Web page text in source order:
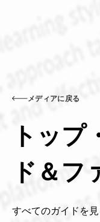
メディアに戻る
トップ
ド＆フ
すべてのガイドを見